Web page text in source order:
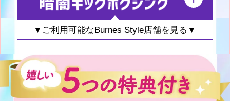
▼ご利用可能なBurnes Style店舗を見る▼